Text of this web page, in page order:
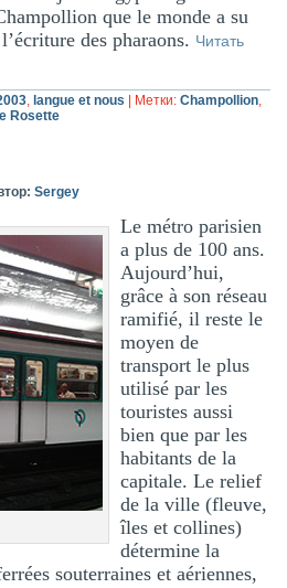
que le monde a su
des pharaons. Читать
, langue et nous Метки: Champollion,
Rosette
Sergey
Le métro parisien
a plus de 100 ans.
Aujourd’hui,
grâce à son réseau
ramifié, il reste le
moyen de
transport le plus
utilisé par les
touristes aussi
bien que par les
habitants de la
capitale. Le relief
de la ville (fleuve,
îles et collines)
détermine la
souterraines et aériennes,